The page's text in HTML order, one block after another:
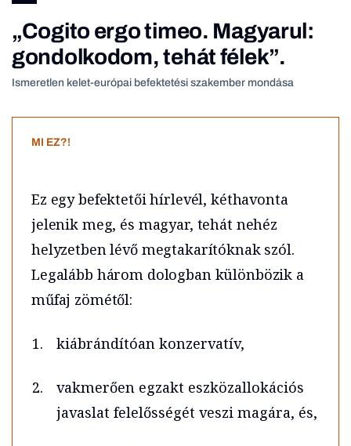
„Cogito ergo timeo. Magyarul:
gondolkodom, tehát félek”.
Ismeretlen kelet-európai befektetési szakember mondása
MI EZ?!
Ez egy befektetői hírlevél, kéthavonta
jelenik meg, és magyar, tehát nehéz
helyzetben lévő megtakarítóknak szól.
Legalább három dologban különbözik a
műfaj zömétől:
kiábrándítóan konzervatív,
vakmerően egzakt eszközallokációs
javaslat felelősségét veszi magára, és,